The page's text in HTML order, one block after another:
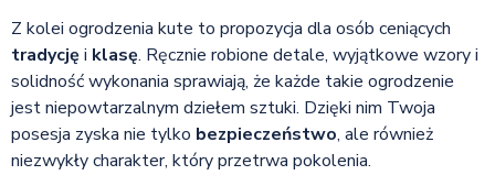
Z kolei ogrodzenia kute to propozycja dla osób ceniących
tradycję i klasę. Ręcznie robione detale, wyjątkowe wzory i
solidność wykonania sprawiają, że każde takie ogrodzenie
jest niepowtarzalnym dziełem sztuki. Dzięki nim Twoja
posesja zyska nie tylko bezpieczeństwo, ale również
niezwykły charakter, który przetrwa pokolenia.